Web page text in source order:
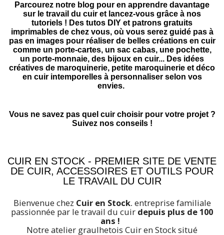
Parcourez notre blog pour en apprendre davantage
sur le travail du cuir et lancez-vous grâce à nos
tutoriels ! Des tutos DIY et patrons gratuits
imprimables de chez vous, où vous serez guidé pas à
pas en images pour réaliser de belles créations en cuir
comme un porte-cartes, un sac cabas, une pochette,
un porte-monnaie, des bijoux en cuir... Des idées
créatives de maroquinerie, petite maroquinerie et déco
en cuirintemporelles à personnaliser selon vos
envies.
Vous ne savez pas quel cuir choisir pour votre projet?
Suivez nos conseils !
CUIR EN STOCK - PREMIER SITE DE VENTE
DE CUIR, ACCESSOIRES ET OUTILS POUR
LE TRAVAIL DU CUIR
Bienvenue chez Cuir en Stock, entreprise familiale
passionnée par le travail du cuir depuis plus de 100
ans !
Notre atelier graulhetois Cuir en Stock situé